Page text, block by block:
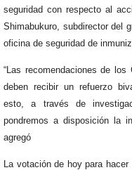
seguridad con respecto al
Shimabukuro, subdirector del
oficina de seguridad de
“Las recomendaciones de
deben recibir un refuerzo
esto, a través de
pondremos a disposición la
agregó
La votación de hoy para